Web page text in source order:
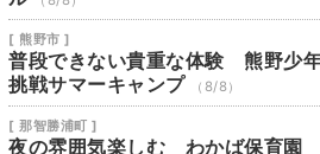
[ 熊野市 ]
普段できない貴重な体験 熊野少
挑戦サマーキャンプ
（8/8）
[ 那智勝浦町 ]
夜の雰囲気楽しむ わかば保育園